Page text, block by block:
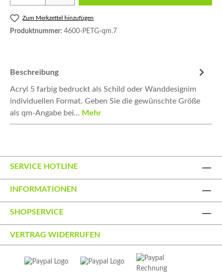
Zum Merkzettel hinzufügen
Produktnummer: 4600-PETG-qm.7
Beschreibung
Acryl 5 farbig bedruckt als Schild oder Wanddesignim
individuellen Format. Geben Sie die gewünschte Größe
als qm-Angabe bei… Mehr
SERVICE HOTLINE
INFORMATIONEN
SHOPSERVICE
VERTRAG WIDERRUFEN